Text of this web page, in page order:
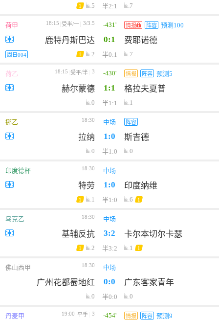
1 5 半2:1 7
荷甲 18:15 受半/一 3/3.5 -431' 情报 阵容 预测100
鹿特丹斯巴达 0:1 费耶诺德
周日004 1 2 半0:1 7
荷乙 18:15 受平/半 3 -430' 情报 阵容 预测5
赫尔蒙德 1:1 格拉夫夏普
0 半1:1 1
挪乙 18:30 中场 阵容
拉纳 1:0 斯吉德
0 半1:0 0
印度德杯 18:30 中场
特劳 1:0 印度纳维
1 1 半1:0 6 1
乌克乙 18:30 中场
基辅反抗 3:2 卡尔本切尔卡瑟
1 2 半3:2 1 1
佛山西甲 18:30 中场
广州花都蜀地红 0:0 广东客家青年
0 半0:0 0
丹麦甲 19:00 平手 3 -454' 情报 阵容 预测9